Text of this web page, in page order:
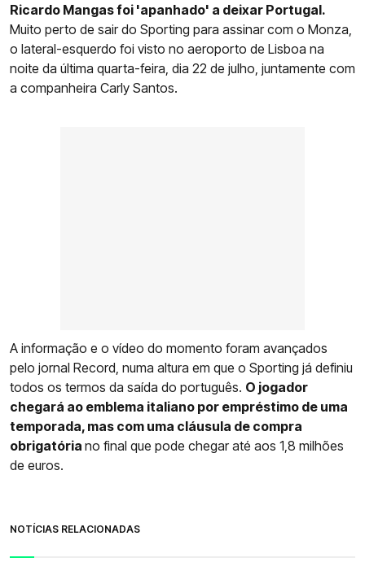
Ricardo Mangas foi 'apanhado' a deixar Portugal.
Muito perto de sair do Sporting para assinar com o Monza,
o lateral-esquerdo foi visto no aeroporto de Lisboa na
noite da última quarta-feira, dia 22 de julho, juntamente com
a companheira Carly Santos.
A informação e o vídeo do momento foram avançados
pelo jornal Record, numa altura em que o Sporting já definiu
todos os termos da saída do português. O jogador
chegará ao emblema italiano por empréstimo de uma
temporada, mas com uma cláusula de compra
obrigatória no final que pode chegar até aos 1,8 milhões
de euros.
NOTÍCIAS RELACIONADAS